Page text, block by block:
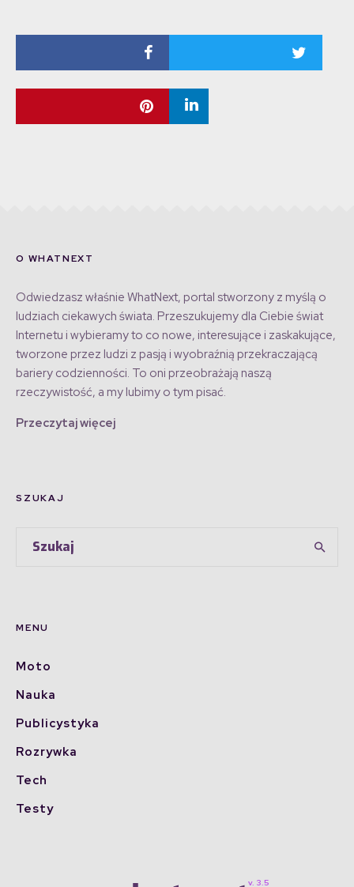
O WHATNEXT
Odwiedzasz właśnie WhatNext, portal stworzony z myślą o
ludziach ciekawych świata. Przeszukujemy dla Ciebie świat
Internetu i wybieramy to co nowe, interesujące i zaskakujące,
tworzone przez ludzi z pasją i wyobraźnią przekraczającą
bariery codzienności. To oni przeobrażają naszą
rzeczywistość, a my lubimy o tym pisać.
Przeczytaj więcej
SZUKAJ
MENU
Moto
Nauka
Publicystyka
Rozrywka
Tech
Testy